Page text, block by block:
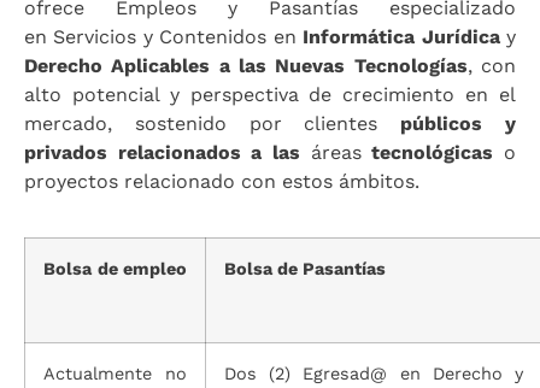
ofrece Empleos y Pasantías especializado
en Servicios y Contenidos en Informática Jurídicay
Derecho Aplicables a las Nuevas Tecnologías, con
alto potencial y perspectiva de crecimiento en el
mercado, sostenido por clientes públicos y
privados relacionados a las áreastecnológicas o
proyectos relacionado con estos ámbitos.
Bolsa de empleo Bolsa de Pasantías
Actualmente no
Dos (2) Egresad@ en Derecho y